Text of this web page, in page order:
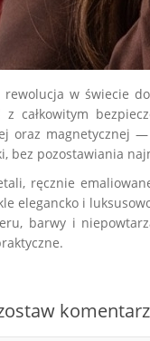
w świecie
całkowitym
oraz magnetycznej
bez pozostawiania
ręcznie
elegancko i
barwy i
komentarz